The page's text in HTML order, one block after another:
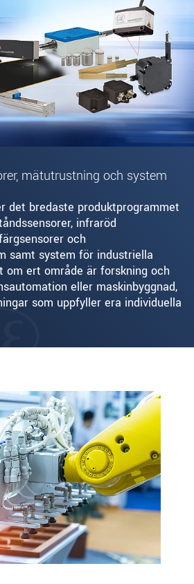
mätutrustning och system
det bredaste produktprogrammet
infraröd
och
samt system för industriella
om ert område är forskning och
eller maskinbyggnad,
som uppfyller era individuella